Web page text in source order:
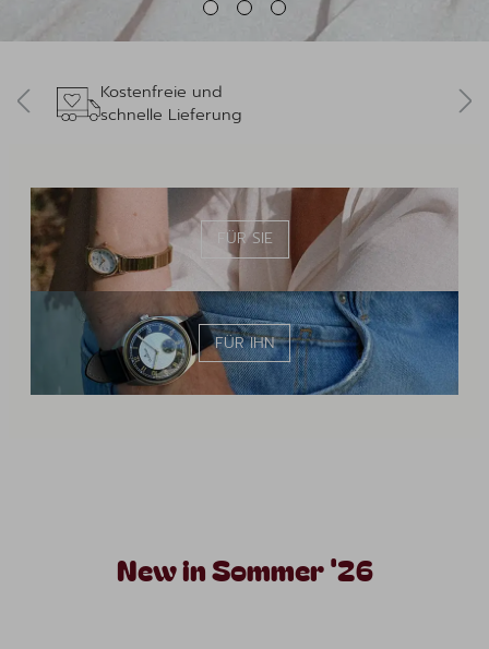
Kostenfreie und
schnelle Lieferung
FÜR SIE
FÜR IHN
New in Sommer '26